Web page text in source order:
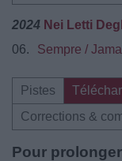
2024 Nei Letti
06.
Sempre /
Pistes
Corrections &
Pour